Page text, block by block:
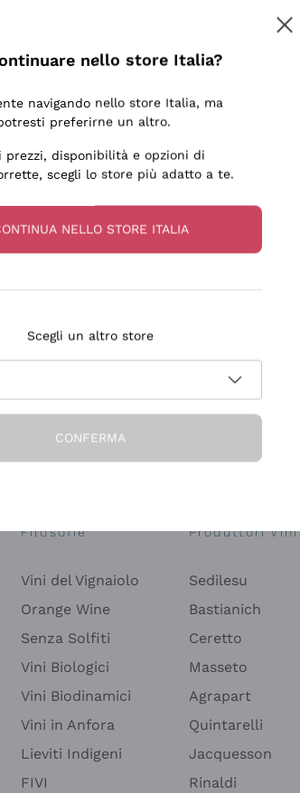
il catalogo
Filosofie
Vini del Vignaiolo
Orange Wine
Senza Solfiti
Vini Biologici
Vini Biodinamici
Vini in Anfora
Lieviti Indigeni
FIVI
Produttori Vini
Sedilesu
Bastianich
Ceretto
Masseto
Agrapart
Quintarelli
Jacquesson
Rinaldi
nello store Italia?
navigando nello store Italia, ma
preferirne un altro.
prezzi, disponibilità e opzioni di
scegli lo store più adatto a te.
NELLO STORE ITALIA
Scegli un altro store
CONFERMA